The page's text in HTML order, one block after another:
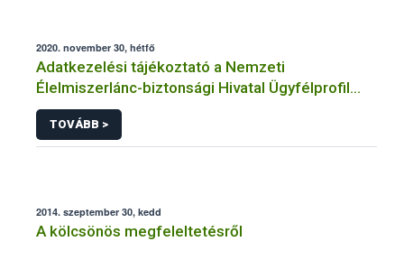
2020. november 30, hétfő
Adatkezelési tájékoztató a Nemzeti
Élelmiszerlánc-biztonsági Hivatal Ügyfélprofil
Rendszerben családi gazdálkodás témakörben
intézhető közhatalmi eljárásaihoz kapcsolódó
adatkezeléséhez
TOVÁBB >
2014. szeptember 30, kedd
A kölcsönös megfeleltetésről